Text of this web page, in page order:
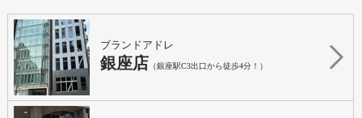
ブランドアドレ
銀座店 （銀座駅C3出口から徒歩4分！）